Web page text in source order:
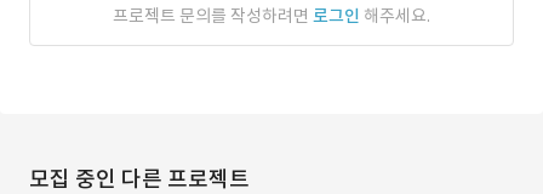
프로젝트 문의를 작성하려면 로그인 해주세요.
모집 중인 다른 프로젝트